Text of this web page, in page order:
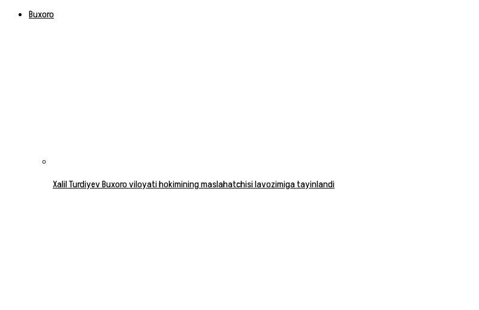
Buxoro
Xalil Turdiyev Buxoro viloyati hokimining maslahatchisi lavozimiga tayinlandi